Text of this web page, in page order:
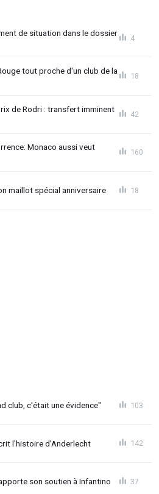
de situation dans le dossier
4
tout proche d'un club de la
18
de Rodri : transfert imminent
42
Monaco aussi veut
160
maillot spécial anniversaire 18
club, c'était une évidence" 103
l'histoire d'Anderlecht 142
son soutien à Infantino 37